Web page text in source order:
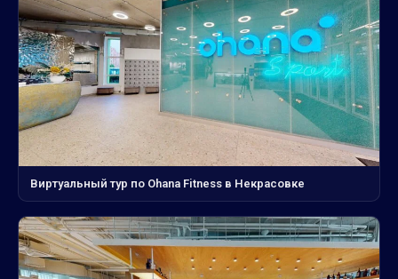
Виртуальный тур по Ohana Fitness в Некрасовке